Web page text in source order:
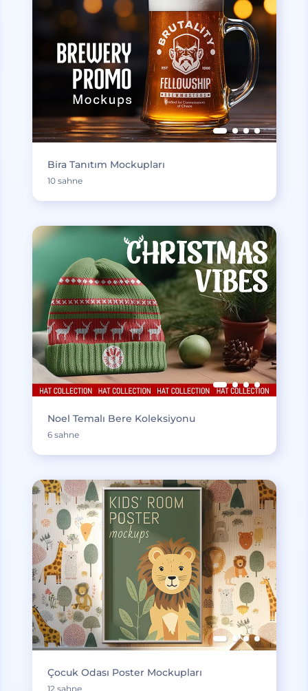
Bira Tanıtım Mockupları
10 sahne
Noel Temalı Bere Koleksiyonu
6 sahne
Çocuk Odası Poster Mockupları
12 sahne